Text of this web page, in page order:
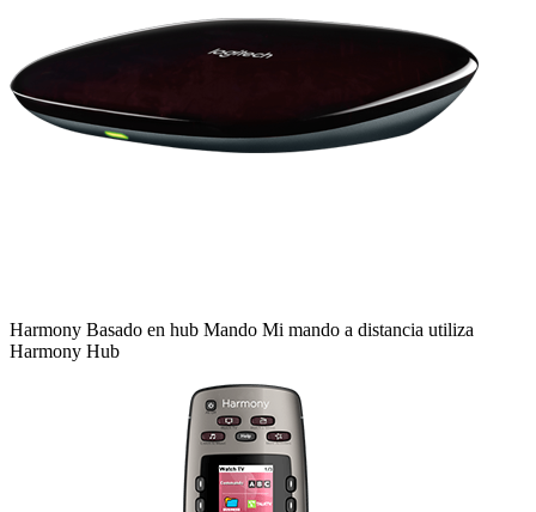
Harmony Basado en hub Mando Mi mando a distancia utiliza
Harmony Hub